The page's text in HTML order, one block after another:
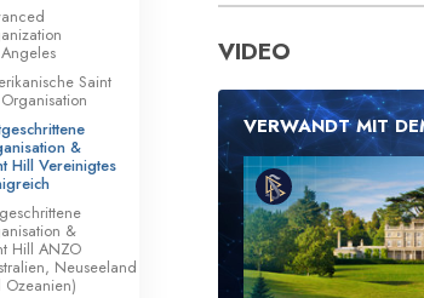
VIDEO
VERWANDT MIT
Saint
&
Hill Vereinigtes
&
Hill ANZO
Neuseeland
Ozeanien)